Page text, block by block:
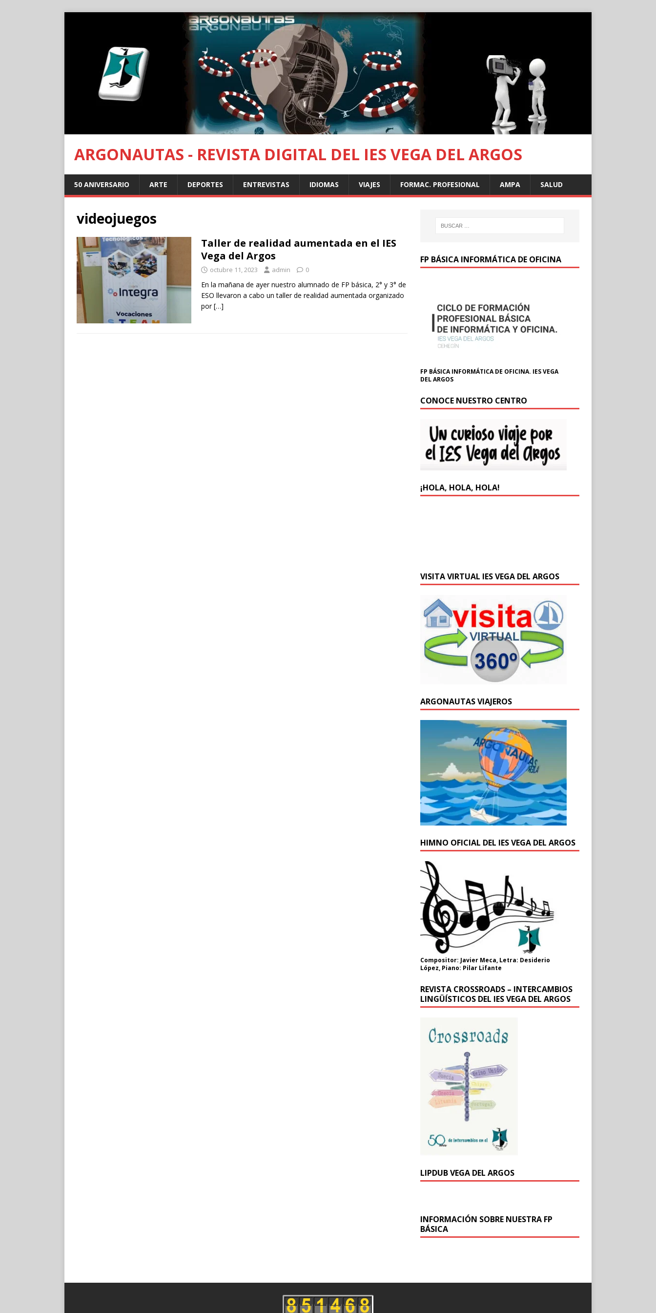
ARGONAUTAS - REVISTA DIGITAL DEL IES VEGA DEL ARGOS
50 ANIVERSARIO ARTE DEPORTES ENTREVISTAS IDIOMAS VIAJES FORMAC. PROFESIONAL AMPA SALUD
videojuegos
Taller de realidad aumentada en el IES
Vega del Argos
octubre 11, 2023 admin 0
En la mañana de ayer nuestro alumnado de FP básica, 2° y 3° de
ESO llevaron a cabo un taller de realidad aumentada organizado
por[…]
FP BÁSICA INFORMÁTICA DE OFICINA
FP BÁSICA INFORMÁTICA DE OFICINA. IES VEGA
DEL ARGOS
CONOCE NUESTRO CENTRO
¡HOLA, HOLA, HOLA!
VISITA VIRTUAL IES VEGA DEL ARGOS
ARGONAUTAS VIAJEROS
HIMNO OFICIAL DEL IES VEGA DEL ARGOS
Compositor: Javier Meca, Letra: Desiderio
López, Piano: Pilar Lifante
REVISTA CROSSROADS – INTERCAMBIOS
LINGÜÍSTICOS DEL IES VEGA DEL ARGOS
LIPDUB VEGA DEL ARGOS
INFORMACIÓN SOBRE NUESTRA FP
BÁSICA